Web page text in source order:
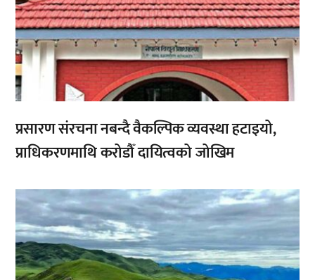
प्रसारण संरचना नबन्दै वैकल्पिक व्यवस्था हटाइयो,
प्राधिकरणमाथि करोडौँ दायित्वको जोखिम
,